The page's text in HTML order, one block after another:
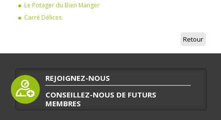
Le Potager du Bien Manger
Carré Délices
Retour
REJOIGNEZ-NOUS
CONSEILLEZ-NOUS DE FUTURS
MEMBRES